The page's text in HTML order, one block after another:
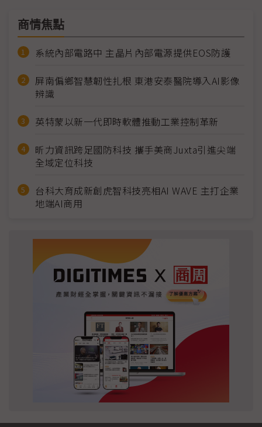
商情焦點
系統內部電路中 主晶片內部電源提供EOS防護
屏南偏鄉智慧韌性扎根 東港安泰醫院導入AI影像
辨識
英特蒙以新一代即時軟體推動工業控制革新
昕力資訊跨足國防科技 攜手美商Juxta引進尖端
全域定位科技
台科大育成新創虎智科技亮相AI WAVE 主打企業
地端AI商用